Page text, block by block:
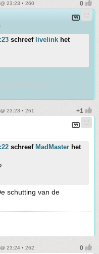
23:23 • 260
schreef livelink het
23:23 • 261
schreef MadMaster het
schutting van de
23:24 • 262